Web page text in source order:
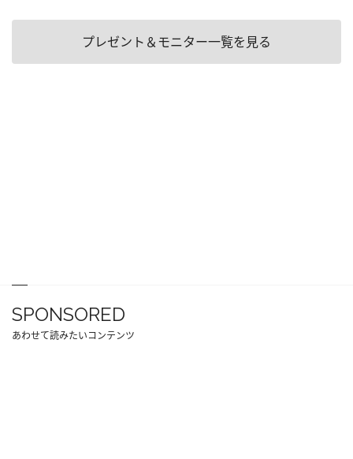
プレゼント＆モニター一覧を見る
SPONSORED
あわせて読みたいコンテンツ